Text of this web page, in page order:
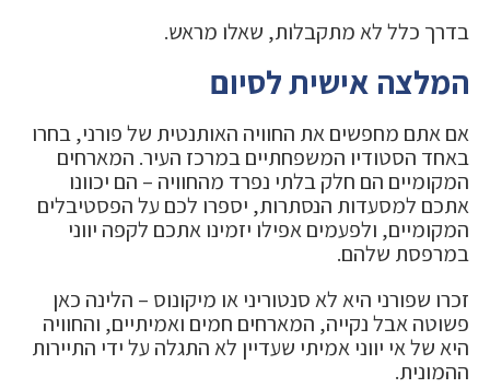
בדרך כלל לא מתקבלות, שאלו מראש.
המלצה אישית לסיום
אם אתם מחפשים את החוויה האותנטית של פורני, בחרו
באחד הסטודיו המשפחתיים במרכז העיר. המארחים
המקומיים הם חלק בלתי נפרד מהחוויה – הם יכוונו
אתכם למסעדות הנסתרות, יספרו לכם על הפסטיבלים
המקומיים, ולפעמים אפילו יזמינו אתכם לקפה יווני
במרפסת שלהם.
זכרו שפורני היא לא סנטוריני או מיקונוס – הלינה כאן
פשוטה אבל נקייה, המארחים חמים ואמיתיים, והחוויה
היא של אי יווני אמיתי שעדיין לא התגלה על ידי התיירות
ההמונית.